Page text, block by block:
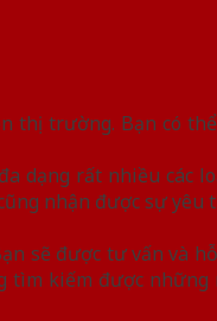
thị trường. Bạn có
dạng rất nhiều các
nhận được sự yêu
sẽ được tư vấn và
tìm kiếm được